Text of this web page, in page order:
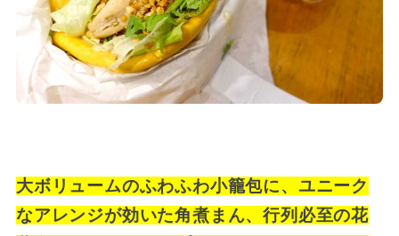
大ボリュームのふわふわ小籠包に、ユニーク
なアレンジが効いた角煮まん、行列必至の花